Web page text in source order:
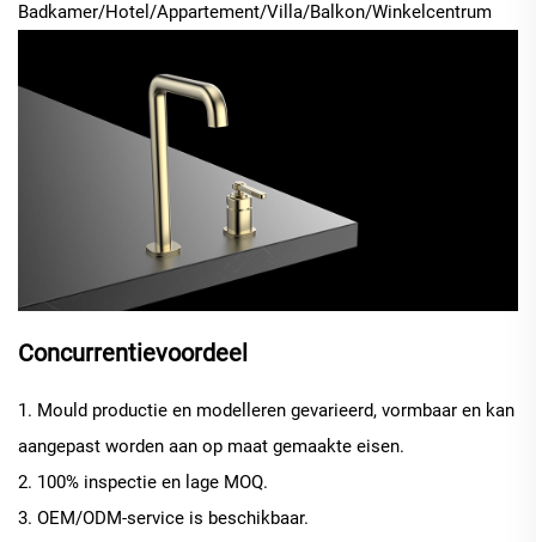
Badkamer/Hotel/Appartement/Villa/Balkon/Winkelcentrum
Concurrentievoordeel
1. Mould productie en modelleren gevarieerd, vormbaar en kan
aangepast worden aan op maat gemaakte eisen.
2. 100% inspectie en lage MOQ.
3. OEM/ODM-service is beschikbaar.